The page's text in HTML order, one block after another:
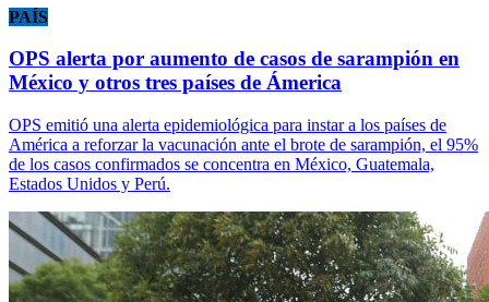
PAÍS
OPS alerta por aumento de casos de sarampión en
México y otros tres países de Ámerica
OPS emitió una alerta epidemiológica para instar a los países de
América a reforzar la vacunación ante el brote de sarampión, el 95%
de los casos confirmados se concentra en México, Guatemala,
Estados Unidos y Perú.